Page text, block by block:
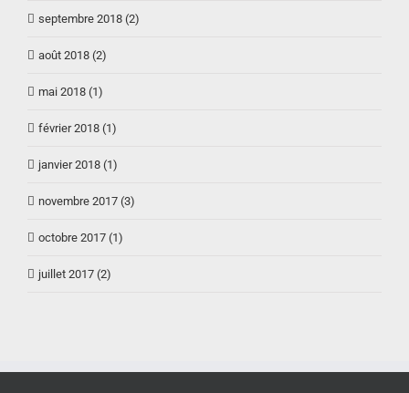
septembre 2018 (2)
août 2018 (2)
mai 2018 (1)
février 2018 (1)
janvier 2018 (1)
novembre 2017 (3)
octobre 2017 (1)
juillet 2017 (2)